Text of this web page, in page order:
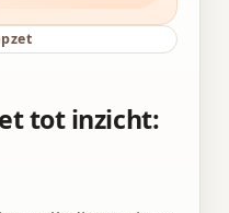
tot inzicht: